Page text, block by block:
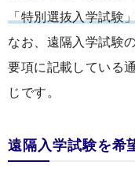
「特別選抜入学試験」
なお、遠隔入学試験
要項に記載している
じです。
遠隔入学試験を希